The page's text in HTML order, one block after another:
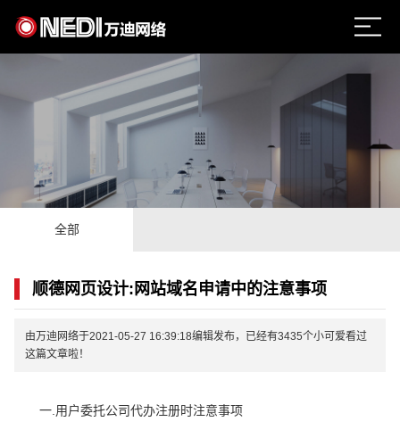
全部
顺德网页设计:网站域名申请中的注意事项
由万迪网络于2021-05-27 16:39:18编辑发布，已经有3435个小可爱看过
这篇文章啦！
一.用户委托公司代办注册时注意事项